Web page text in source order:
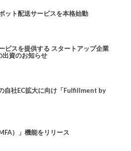
ット配送サービスを本格始動
ビスを提供する スタートアップ企業
出資のお知らせ
自社EC拡大に向け「Fulfillment by
）」機能をリリース